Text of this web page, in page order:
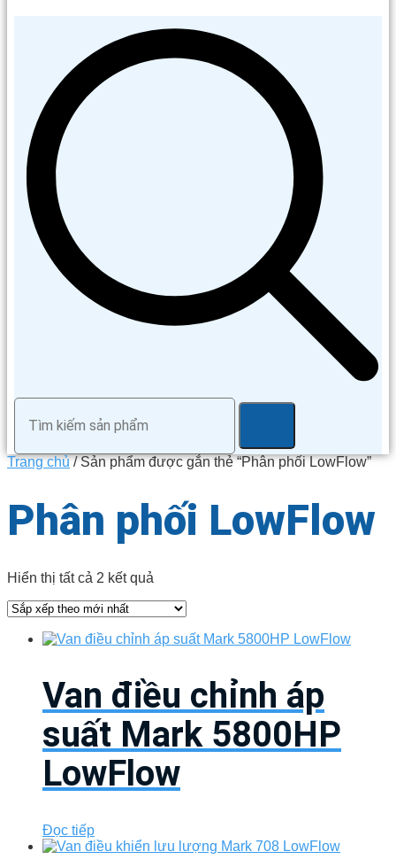
Trang chủ/ Sản phẩm được gắn thẻ “Phân phối LowFlow”
Phân phối LowFlow
Hiển thị tất cả 2 kết quả
xếp
mới
Van điều chỉnh áp
suất Mark 5800HP
LowFlow
Đọc tiếp